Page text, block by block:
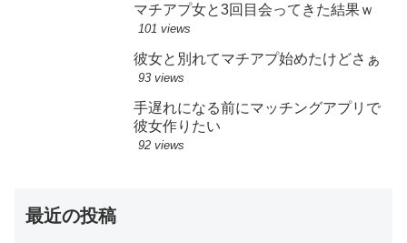
マチアプ女と3回目会ってきた結果ｗ
101 views
彼女と別れてマチアプ始めたけどさぁ
93 views
手遅れになる前にマッチングアプリで
彼女作りたい
92 views
最近の投稿